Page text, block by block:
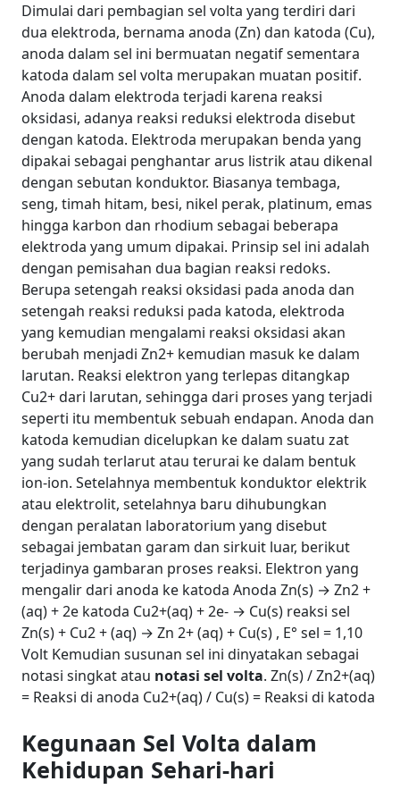
Dimulai dari pembagian sel volta yang terdiri dari
dua elektroda, bernama anoda (Zn) dan katoda (Cu),
anoda dalam sel ini bermuatan negatif sementara
katoda dalam sel volta merupakan muatan positif.
Anoda dalam elektroda terjadi karena reaksi
oksidasi, adanya reaksi reduksi elektroda disebut
dengan katoda. Elektroda merupakan benda yang
dipakai sebagai penghantar arus listrik atau dikenal
dengan sebutan konduktor. Biasanya tembaga,
seng, timah hitam, besi, nikel perak, platinum, emas
hingga karbon dan rhodium sebagai beberapa
elektroda yang umum dipakai. Prinsip sel ini adalah
dengan pemisahan dua bagian reaksi redoks.
Berupa setengah reaksi oksidasi pada anoda dan
setengah reaksi reduksi pada katoda, elektroda
yang kemudian mengalami reaksi oksidasi akan
berubah menjadi Zn2+ kemudian masuk ke dalam
larutan. Reaksi elektron yang terlepas ditangkap
Cu2+ dari larutan, sehingga dari proses yang terjadi
seperti itu membentuk sebuah endapan. Anoda dan
katoda kemudian dicelupkan ke dalam suatu zat
yang sudah terlarut atau terurai ke dalam bentuk
ion-ion. Setelahnya membentuk konduktor elektrik
atau elektrolit, setelahnya baru dihubungkan
dengan peralatan laboratorium yang disebut
sebagai jembatan garam dan sirkuit luar, berikut
terjadinya gambaran proses reaksi. Elektron yang
mengalir dari anoda ke katoda Anoda Zn(s) → Zn2 +
(aq) + 2e katoda Cu2+(aq) + 2e- → Cu(s) reaksi sel
Zn(s) + Cu2 + (aq) → Zn 2+ (aq) + Cu(s) , E° sel = 1,10
Volt Kemudian susunan sel ini dinyatakan sebagai
notasi singkat atau notasi sel volta. Zn(s) / Zn2+(aq)
= Reaksi di anoda Cu2+(aq) / Cu(s) = Reaksi di katoda
Kegunaan Sel Volta dalam
Kehidupan Sehari-hari